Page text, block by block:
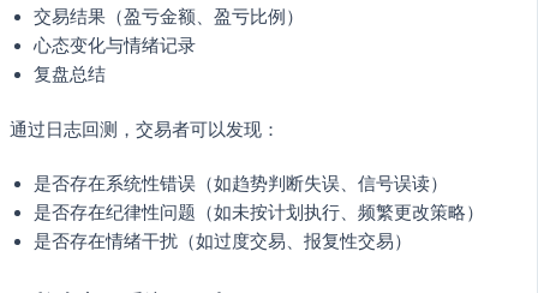
交易结果（盈亏金额、盈亏比例）
心态变化与情绪记录
复盘总结
通过日志回测，交易者可以发现：
是否存在系统性错误（如趋势判断失误、信号误读）
是否存在纪律性问题（如未按计划执行、频繁更改策略）
是否存在情绪干扰（如过度交易、报复性交易）